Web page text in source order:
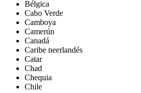
Bélgica
Cabo Verde
Camboya
Camerún
Canadá
Caribe neerlandés
Catar
Chad
Chequia
Chile